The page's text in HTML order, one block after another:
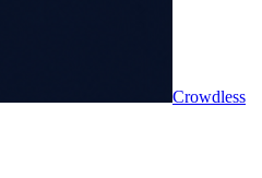
Crowdless